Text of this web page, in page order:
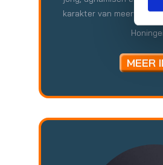
karakter van
samenleving en daarbij
sociaal en
Foundation is het
kracht (merk, imago
Excelsior sociaal-
zorgt voor verbetering
individuen,
MEER